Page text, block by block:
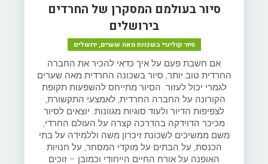
סיור בעולמם המסקרן של החרדים
בירושלים
סיור קולינרי בשכונת מאה שערים, ירושלים
אם חשבת פעם על איך כדאי להכיר את החברה
החרדית טוב יותר, סיור בשכונה החרדית מאה שערים
לגמרי יכול לעזור. הסיור מתייחס להשפעות תקופת
הקורונה על החברה החרדית, לאמצעי התקשורת,
לצפיפות הדיור ולעוד סוגיות מגוונות. יוצאים לסיור
מכיכר הדוידקה בהדרכה קצרה על העולם החרדי,
משם ממשיכים לשכונת זיכרון משה וללמידה על בתי
הכנסת, על הבתים על מוקדי המסחר, על חנויות
האופנה על אורח החיים הייחודי וכמובן – זוכים